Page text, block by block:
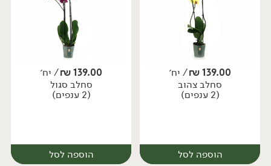
יח׳ יח׳
139.00
₪/ יח׳
סחלב צהוב
(2 ענפים)
הוספה לסל
139.00
₪/ יח׳
סחלב סגול
(2 ענפים)
הוספה לסל